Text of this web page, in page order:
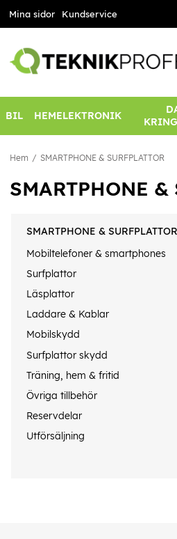
Mina sidor Kundservice
BIL HEMELEKTRONIK
Hem SMARTPHONE & SURFPLATTOR
SMARTPHONE &
SMARTPHONE & SURFPLATTOR
Mobiltelefoner & smartphones
Surfplattor
Läsplattor
Laddare & Kablar
Mobilskydd
Surfplattor skydd
Träning, hem & fritid
Övriga tillbehör
Reservdelar
Utförsäljning